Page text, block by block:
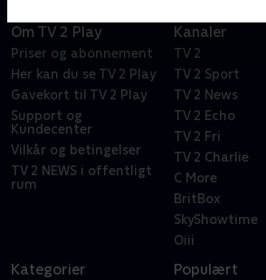
Om TV 2 Play
Priser og abonnement
Her kan du se TV 2 Play
Gavekort til TV 2 Play
Support og
Kundecenter
Vilkår og betingelser
TV 2 NEWS i offentligt
rum
Kanaler
TV 2
TV 2 Sport
TV 2 News
TV 2 Echo
TV 2 Fri
TV 2 Charlie
C More
BritBox
SkyShowtime
Oiii
Kategorier Populært